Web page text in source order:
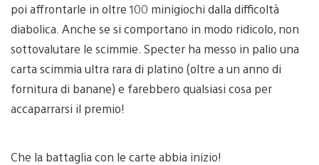
poi affrontarle in oltre 100 minigiochi dalla difficoltà
diabolica. Anche se si comportano in modo ridicolo, non
sottovalutare le scimmie. Specter ha messo in palio una
carta scimmia ultra rara di platino (oltre a un anno di
fornitura di banane) e farebbero qualsiasi cosa per
accaparrarsi il premio!
Che la battaglia con le carte abbia inizio!